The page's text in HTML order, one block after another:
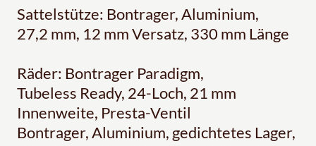
Sattelstütze: Bontrager, Aluminium,
27,2 mm, 12 mm Versatz, 330 mm Länge
Räder: Bontrager Paradigm,
Tubeless Ready, 24-Loch, 21 mm
Innenweite, Presta-Ventil
Bontrager, Aluminium, gedichtetes Lager,